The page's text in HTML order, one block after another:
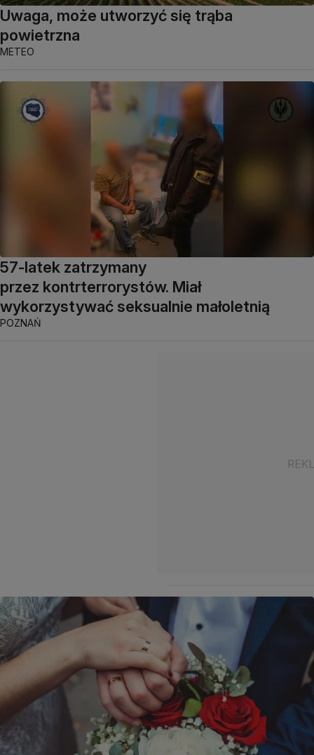
Uwaga, może utworzyć się trąba
powietrzna
METEO
57-latek zatrzymany
przez kontrterrorystów. Miał
wykorzystywać seksualnie małoletnią
POZNAŃ